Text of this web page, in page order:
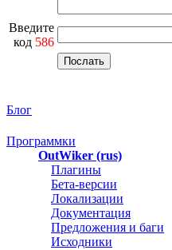
Введите
код 586
Блог
Программки
OutWiker (rus)
Плагины
Бета-версии
Локализации
Документация
Предложения и баги
Исходники